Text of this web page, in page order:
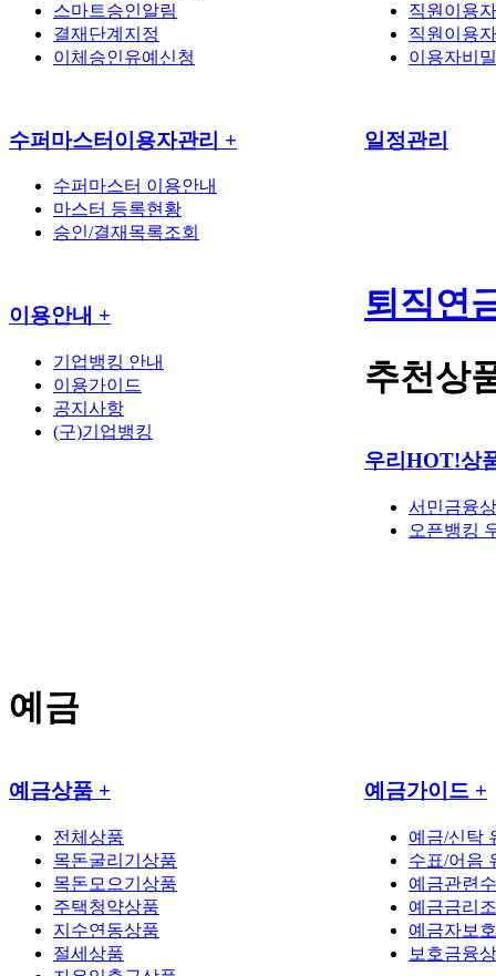
스마트승인알림
결재단계지정
이체승인유예신청
직원이용
직원이용
이용자비
수퍼마스터이용자관리 +
수퍼마스터 이용안내
마스터 등록현황
승인/결재목록조회
일정관리
이용안내 +
기업뱅킹 안내
이용가이드
공지사항
(구)기업뱅킹
퇴직연
추천상
우리HOT!상
서민금융
오픈뱅킹
예금
예금상품 +
전체상품
목돈굴리기상품
목돈모으기상품
주택청약상품
지수연동상품
절세상품
예금가이드 +
예금/신탁
수표/어음
예금관련
예금금리
예금자보
보호금융